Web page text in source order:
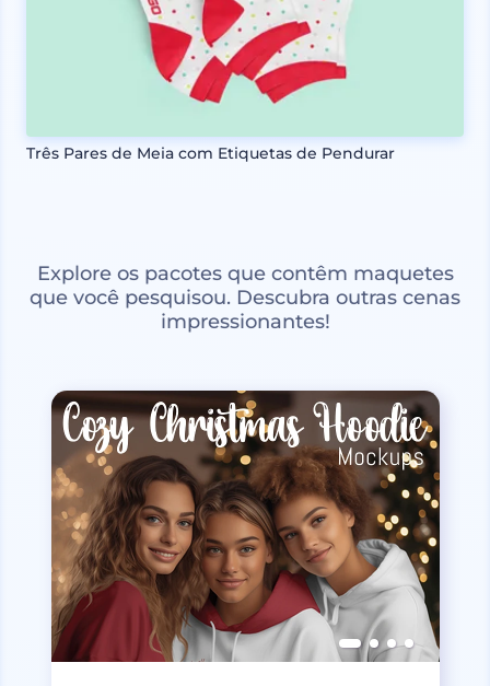
Três Pares de Meia com Etiquetas de Pendurar
Explore os pacotes que contêm maquetes
que você pesquisou. Descubra outras cenas
impressionantes!